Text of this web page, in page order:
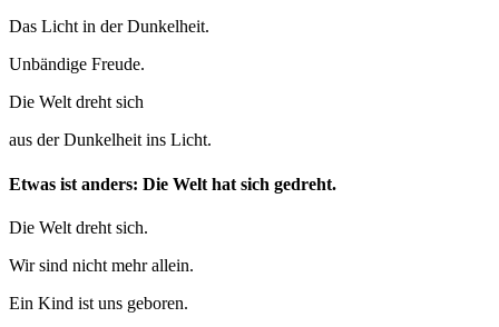
Das Licht in der Dunkelheit.
Unbändige Freude.
Die Welt dreht sich
aus der Dunkelheit ins Licht.
Etwas ist anders: Die Welt hat sich gedreht.
Die Welt dreht sich.
Wir sind nicht mehr allein.
Ein Kind ist uns geboren.